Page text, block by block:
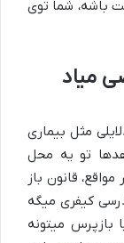
باشه، شما توی
میاد
مثل بیماری
تو یه محل
قانون باز
آیین دادرسی کیفری میگه
میتونه